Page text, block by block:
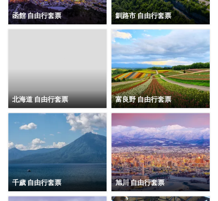
函館 自由行套票 釧路市 自由行套票
北海道 自由行套票 富良野 自由行套票
千歲 自由行套票 旭川 自由行套票